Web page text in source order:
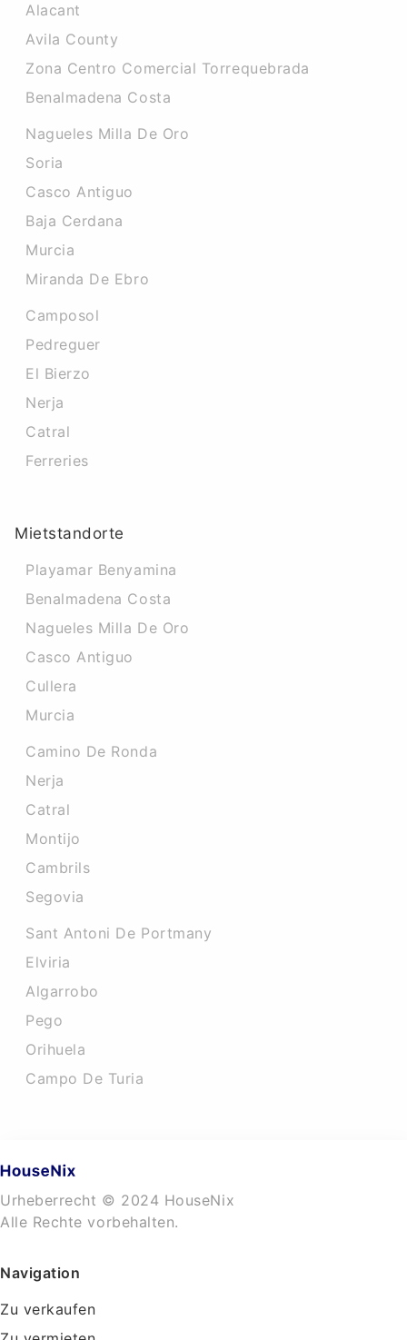
Alacant
Avila County
Zona Centro Comercial Torrequebrada
Benalmadena Costa
Nagueles Milla De Oro
Soria
Casco Antiguo
Baja Cerdana
Murcia
Miranda De Ebro
Camposol
Pedreguer
El Bierzo
Nerja
Catral
Ferreries
Mietstandorte
Playamar Benyamina
Benalmadena Costa
Nagueles Milla De Oro
Casco Antiguo
Cullera
Murcia
Camino De Ronda
Nerja
Catral
Montijo
Cambrils
Segovia
Sant Antoni De Portmany
Elviria
Algarrobo
Pego
Orihuela
Campo De Turia
Urheberrecht © 2024 HouseNix
Alle Rechte vorbehalten.
Navigation
Zu verkaufen